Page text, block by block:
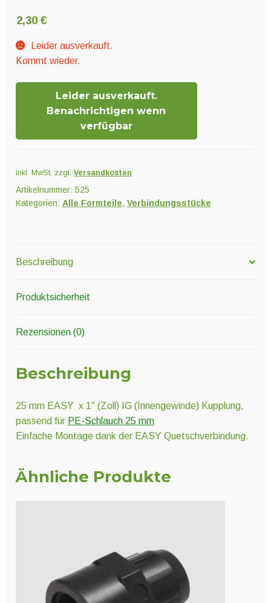
Saatgut
Ernte und Verarbeitung
Sonstiges
2,30 €
Leider ausverkauft.
Kommt wieder.
Leider ausverkauft.
Benachrichtigen wenn
verfügbar
inkl. MwSt. zzgl. Versandkosten
Artikelnummer: 525
Kategorien: Alle Formteile, Verbindungsstücke
Beschreibung
Produktsicherheit
Rezensionen (0)
Beschreibung
25 mm EASY x 1″ (Zoll) IG (Innengewinde) Kupplung,
passend für PE-Schlauch 25 mm
Einfache Montage dank der EASY Quetschverbindung.
Ähnliche Produkte